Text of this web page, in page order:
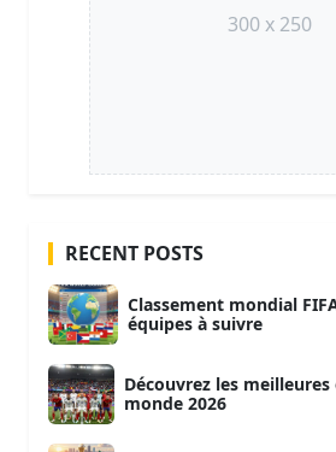
300 x 250
RECENT POSTS
Classement mondial
équipes à suivre
Découvrez les
monde 2026